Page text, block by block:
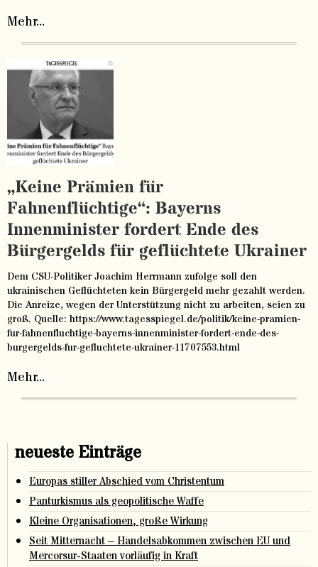
Mehr...
„Keine Prämien für
Fahnenflüchtige“: Bayerns
Innenminister fordert Ende des
Bürgergelds für geflüchtete Ukrainer
Dem CSU-Politiker Joachim Herrmann zufolge soll den
ukrainischen Geflüchteten kein Bürgergeld mehr gezahlt werden.
Die Anreize, wegen der Unterstützung nicht zu arbeiten, seien zu
groß. Quelle: https://www.tagesspiegel.de/politik/keine-pramien-
fur-fahnenfluchtige-bayerns-innenminister-fordert-ende-des-
burgergelds-fur-gefluchtete-ukrainer-11707553.html
Mehr...
neueste Einträge
Europas stiller Abschied vom Christentum
Panturkismus als geopolitische Waffe
Kleine Organisationen, große Wirkung
Seit Mitternacht – Handelsabkommen zwischen EU und
Mercorsur-Staaten vorläufig in Kraft